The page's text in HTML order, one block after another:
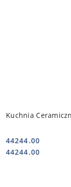
Kuchnia
Cena:
44244.00
Cena:
44244.00